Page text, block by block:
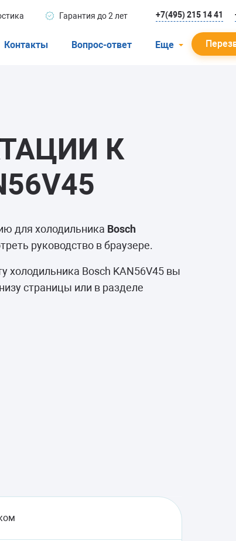
Гарантия до 2 лет +7(495) 215 14 41
Контакты Вопрос-ответ Еще
К
для холодильника Bosch
руководство в браузере.
холодильника Bosch KAN56V45 вы
страницы или в разделе